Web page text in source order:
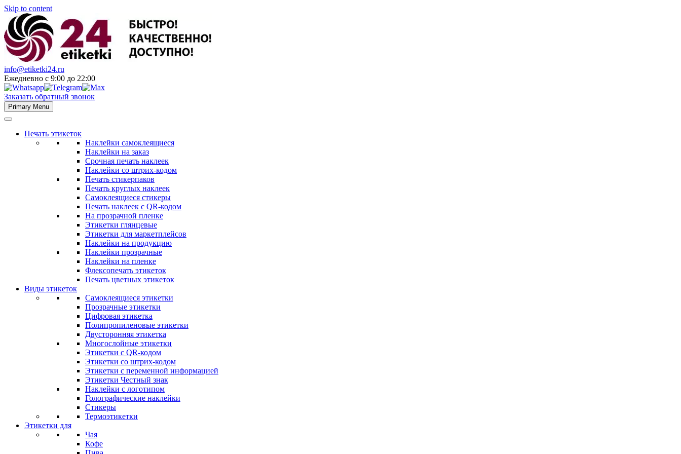
Skip to content
info@etiketki24.ru
Ежедневно с 9:00 до 22:00
Заказать обратный звонок
Primary Menu
Печать этикеток
Наклейки самоклеящиеся
Наклейки на заказ
Срочная печать наклеек
Наклейки со штрих-кодом
Печать стикерпаков
Печать круглых наклеек
Самоклеящиеся стикеры
Печать наклеек с QR-кодом
На прозрачной пленке
Этикетки глянцевые
Этикетки для маркетплейсов
Наклейки на продукцию
Наклейки прозрачные
Наклейки на пленке
Флексопечать этикеток
Печать цветных этикеток
Виды этикеток
Самоклеящиеся этикетки
Прозрачные этикетки
Цифровая этикетка
Полипропиленовые этикетки
Двусторонняя этикетка
Многослойные этикетки
Этикетки с QR-кодом
Этикетки со штрих-кодом
Этикетки с переменной информацией
Этикетки Честный знак
Наклейки с логотипом
Голографические наклейки
Стикеры
Термоэтикетки
Этикетки для
Чая
Кофе